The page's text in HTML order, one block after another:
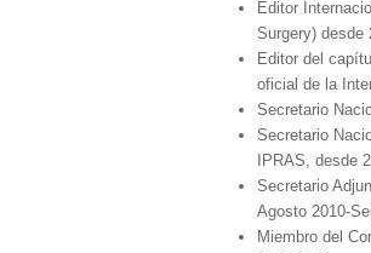
Editor
Surgery) desde
Editor del
oficial de la
Secretario
Secretario
IPRAS, desde
Secretario
Agosto 2010-
Miembro del